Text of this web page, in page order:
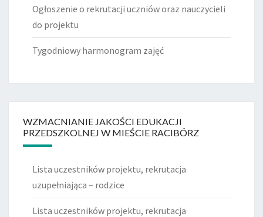
Ogłoszenie o rekrutacji uczniów oraz nauczycieli
do projektu
Tygodniowy harmonogram zajęć
WZMACNIANIE JAKOŚCI EDUKACJI
PRZEDSZKOLNEJ W MIEŚCIE RACIBÓRZ
Lista uczestników projektu, rekrutacja
uzupełniająca – rodzice
Lista uczestników projektu, rekrutacja